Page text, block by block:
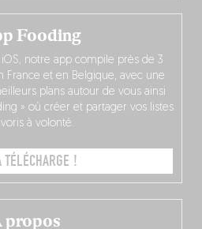
propos
Fooding
notre app compile près de 3
France et en Belgique, avec une
plans autour de vous ainsi
» où créer et partager vos listes
à volonté.
!